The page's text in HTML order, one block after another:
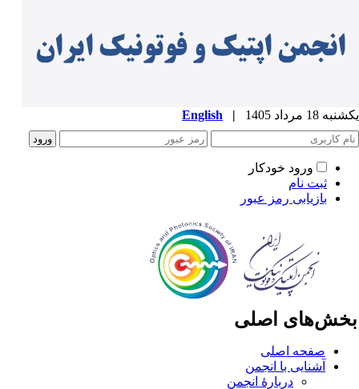
18 مرداد 1405 |
English
ورود خودکار
ثبت نام
بازیابی رمز عبور
اصلی
صفحه اصلی
آشنایی با انجمن
دربارۀ انجمن